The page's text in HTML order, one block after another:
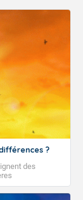
?
des
de chaleur qui